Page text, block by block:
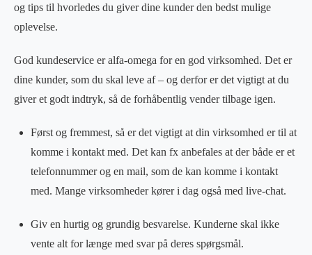
og tips til hvorledes du giver dine kunder den bedst mulige
oplevelse.
God kundeservice er alfa-omega for en god virksomhed. Det er
dine kunder, som du skal leve af – og derfor er det vigtigt at du
giver et godt indtryk, så de forhåbentlig vender tilbage igen.
Først og fremmest, så er det vigtigt at din virksomhed er til at
komme i kontakt med. Det kan fx anbefales at der både er et
telefonnummer og en mail, som de kan komme i kontakt
med. Mange virksomheder kører i dag også med live-chat.
Giv en hurtig og grundig besvarelse. Kunderne skal ikke
vente alt for længe med svar på deres spørgsmål.